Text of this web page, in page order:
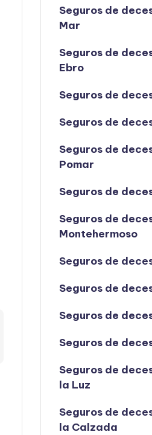
Seguros de
Mar
Seguros de
Ebro
Seguros de
Seguros de
Seguros de
Pomar
Seguros de
Seguros de
Montehermoso
Seguros de
Seguros de
Seguros de
Seguros de
Seguros de
la Luz
Seguros de
la Calzada